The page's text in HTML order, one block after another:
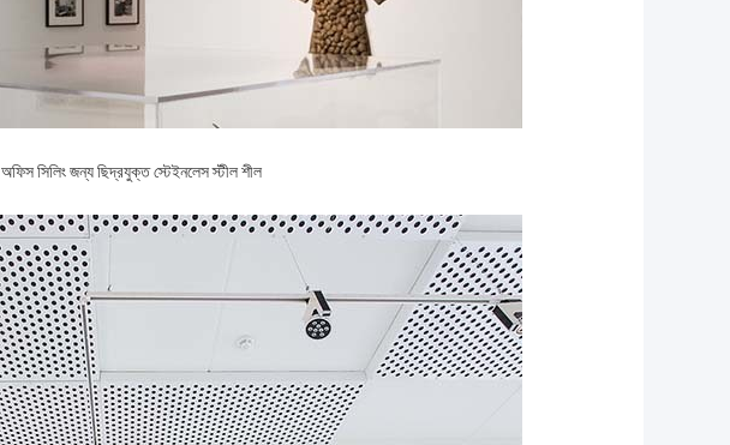
অফিস সিলিং জন্য ছিদ্রযুক্ত স্টেইনলেস স্টীল শীল